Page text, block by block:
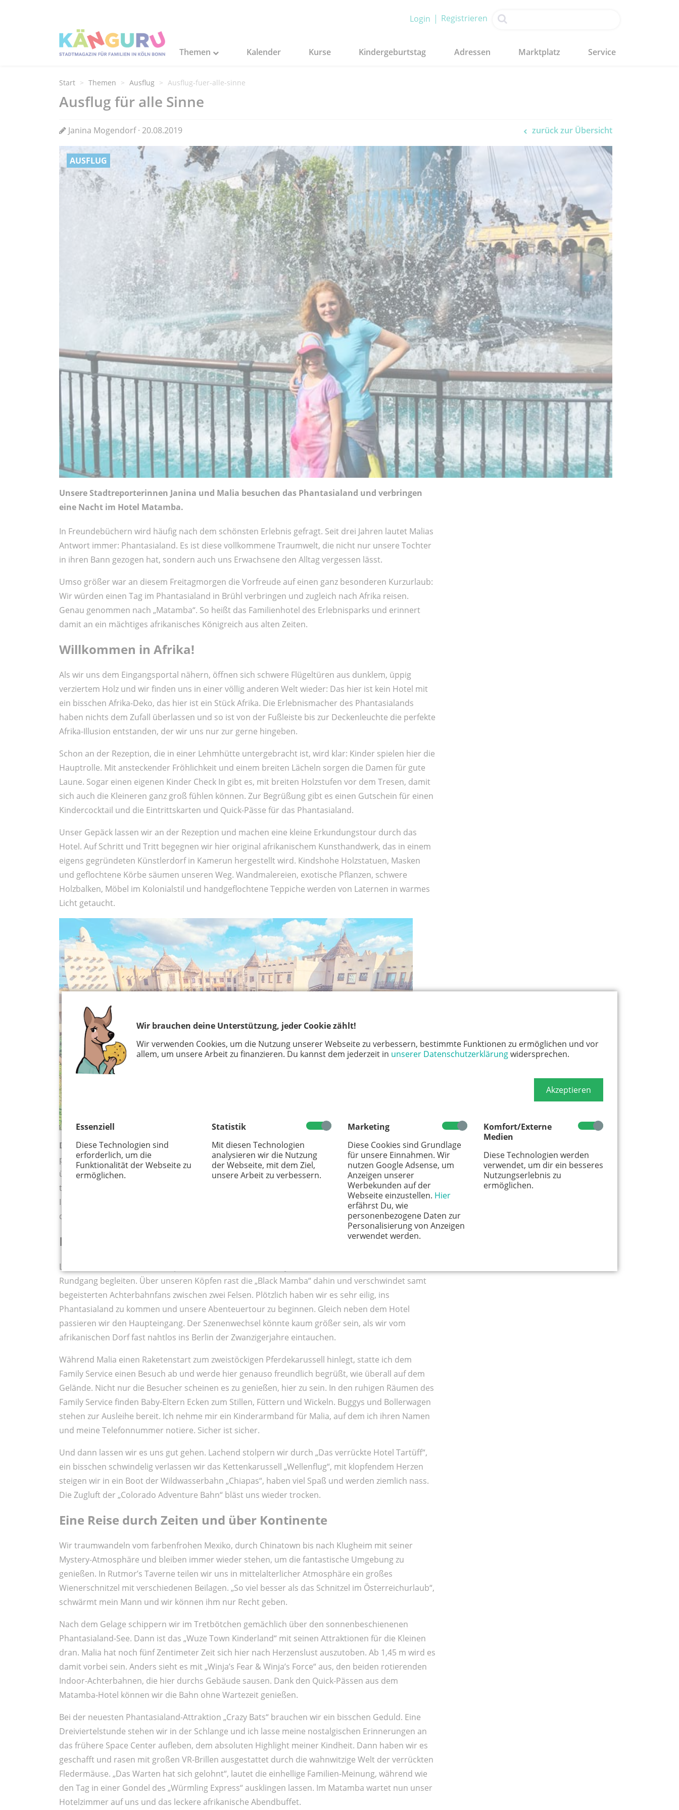
Wir brauchen deine Unterstützung, jeder Cookie zählt!
Wir verwenden Cookies, um die Nutzung unserer Webseite zu verbessern, bestimmte Funktionen zu ermöglichen und vor
allem, um unsere Arbeit zu finanzieren. Du kannst dem jederzeit in unserer Datenschutzerklärungwidersprechen.
Akzeptieren
Essenziell
Diese Technologien sind
erforderlich, um die
Funktionalität der Webseite zu
ermöglichen.
Statistik
Mit diesen Technologien
analysieren wir die Nutzung
der Webseite, mit dem Ziel,
unsere Arbeit zu verbessern.
Marketing
Diese Cookies sind Grundlage
für unsere Einnahmen. Wir
nutzen Google Adsense, um
Anzeigen unserer
Werbekunden auf der
Webseite einzustellen. Hier
erfährst Du, wie
personenbezogene Daten zur
Personalisierung von Anzeigen
verwendet werden.
Komfort/Externe
Medien
Diese Technologien werden
verwendet, um dir ein besseres
Nutzungserlebnis zu
ermöglichen.
Login Registrieren
Themen Kalender Kurse Kindergeburtstag Adressen Marktplatz Service
Start Themen Ausflug Ausflug-fuer-alle-sinne
Ausflug für alle Sinne
Janina Mogendorf · 20.08.2019 zurück zur Übersicht
AUSFLUG
Unsere Stadtreporterinnen Janina und Malia besuchen das Phantasialand und verbringen
eine Nacht im Hotel Matamba.
In Freundebüchern wird häufig nach dem schönsten Erlebnis gefragt. Seit drei Jahren lautet Malias
Antwort immer: Phantasialand. Es ist diese vollkommene Traumwelt, die nicht nur unsere Tochter
in ihren Bann gezogen hat, sondern auch uns Erwachsene den Alltag vergessen lässt.
Umso größer war an diesem Freitagmorgen die Vorfreude auf einen ganz besonderen Kurzurlaub:
Wir würden einen Tag im Phantasialand in Brühl verbringen und zugleich nach Afrika reisen.
Genau genommen nach „Matamba“. So heißt das Familienhotel des Erlebnisparks und erinnert
damit an ein mächtiges afrikanisches Königreich aus alten Zeiten.
Willkommen in Afrika!
Als wir uns dem Eingangsportal nähern, öffnen sich schwere Flügeltüren aus dunklem, üppig
verziertem Holz und wir finden uns in einer völlig anderen Welt wieder: Das hier ist kein Hotel mit
ein bisschen Afrika-Deko, das hier ist ein Stück Afrika. Die Erlebnismacher des Phantasialands
haben nichts dem Zufall überlassen und so ist von der Fußleiste bis zur Deckenleuchte die perfekte
Afrika-Illusion entstanden, der wir uns nur zur gerne hingeben.
Schon an der Rezeption, die in einer Lehmhütte untergebracht ist, wird klar: Kinder spielen hier die
Hauptrolle. Mit ansteckender Fröhlichkeit und einem breiten Lächeln sorgen die Damen für gute
Laune. Sogar einen eigenen Kinder Check In gibt es, mit breiten Holzstufen vor dem Tresen, damit
sich auch die Kleineren ganz groß fühlen können. Zur Begrüßung gibt es einen Gutschein für einen
Kindercocktail und die Eintrittskarten und Quick-Pässe für das Phantasialand.
Unser Gepäck lassen wir an der Rezeption und machen eine kleine Erkundungstour durch das
Hotel. Auf Schritt und Tritt begegnen wir hier original afrikanischem Kunsthandwerk, das in einem
eigens gegründeten Künstlerdorf in Kamerun hergestellt wird. Kindshohe Holzstatuen, Masken
und geflochtene Körbe säumen unseren Weg. Wandmalereien, exotische Pflanzen, schwere
Holzbalken, Möbel im Kolonialstil und handgeflochtene Teppiche werden von Laternen in warmes
Licht getaucht.
Der Garten gleicht einer wunderbaren Oase mit Palmen und Bananenstauden.Die fedrig-
pinken Blüten eines Seidenbaumes streifen uns, während wir auf Wegen und Holzbrücken an
üppig bepflanzten Beeten entlangspazieren. Eine Hängebrücke spannt sich über einen Teich mit
türkisblauem Wasser und der Blick nach oben offenbart die besondere Bauweise des Hotels.
Imposante Lehmhäuser mit markanten Holzbalken ragen in den Himmel. Sie orientieren sich an
der alten Architektur des Dogon-Stammes in Mali.
Das Phantasialand lockt
Laute Jubelschreie übertönen plötzlich die afrikanischen Rhythmen, die uns auf unserem
Rundgang begleiten. Über unseren Köpfen rast die „Black Mamba“ dahin und verschwindet samt
begeisterten Achterbahnfans zwischen zwei Felsen. Plötzlich haben wir es sehr eilig, ins
Phantasialand zu kommen und unsere Abenteuertour zu beginnen. Gleich neben dem Hotel
passieren wir den Haupteingang. Der Szenenwechsel könnte kaum größer sein, als wir vom
afrikanischen Dorf fast nahtlos ins Berlin der Zwanzigerjahre eintauchen.
Während Malia einen Raketenstart zum zweistöckigen Pferdekarussell hinlegt, statte ich dem
Family Service einen Besuch ab und werde hier genauso freundlich begrüßt, wie überall auf dem
Gelände. Nicht nur die Besucher scheinen es zu genießen, hier zu sein. In den ruhigen Räumen des
Family Service finden Baby-Eltern Ecken zum Stillen, Füttern und Wickeln. Buggys und Bollerwagen
stehen zur Ausleihe bereit. Ich nehme mir ein Kinderarmband für Malia, auf dem ich ihren Namen
und meine Telefonnummer notiere. Sicher ist sicher.
Und dann lassen wir es uns gut gehen. Lachend stolpern wir durch „Das verrückte Hotel Tartüff“,
ein bisschen schwindelig verlassen wir das Kettenkarussell „Wellenflug“, mit klopfendem Herzen
steigen wir in ein Boot der Wildwasserbahn „Chiapas“, haben viel Spaß und werden ziemlich nass.
Die Zugluft der „Colorado Adventure Bahn“ bläst uns wieder trocken.
Eine Reise durch Zeiten und über Kontinente
Wir traumwandeln vom farbenfrohen Mexiko, durch Chinatown bis nach Klugheim mit seiner
Mystery-Atmosphäre und bleiben immer wieder stehen, um die fantastische Umgebung zu
genießen. In Rutmor’s Taverne teilen wir uns in mittelalterlicher Atmosphäre ein großes
Wienerschnitzel mit verschiedenen Beilagen. „So viel besser als das Schnitzel im Österreichurlaub“,
schwärmt mein Mann und wir können ihm nur Recht geben.
Nach dem Gelage schippern wir im Tretbötchen gemächlich über den sonnenbeschienenen
Phantasialand-See. Dann ist das „Wuze Town Kinderland“ mit seinen Attraktionen für die Kleinen
dran. Malia hat noch fünf Zentimeter Zeit sich hier nach Herzenslust auszutoben. Ab 1,45 m wird es
damit vorbei sein. Anders sieht es mit „Winja’s Fear & Winja’s Force“ aus, den beiden rotierenden
Indoor-Achterbahnen, die hier durchs Gebäude sausen. Dank den Quick-Pässen aus dem
Matamba-Hotel können wir die Bahn ohne Wartezeit genießen.
Bei der neuesten Phantasialand-Attraktion „Crazy Bats“ brauchen wir ein bisschen Geduld. Eine
Dreiviertelstunde stehen wir in der Schlange und ich lasse meine nostalgischen Erinnerungen an
das frühere Space Center aufleben, dem absoluten Highlight meiner Kindheit. Dann haben wir es
geschafft und rasen mit großen VR-Brillen ausgestattet durch die wahnwitzige Welt der verrückten
Fledermäuse. „Das Warten hat sich gelohnt“, lautet die einhellige Familien-Meinung, während wie
den Tag in einer Gondel des „Würmling Express“ ausklingen lassen. Im Matamba wartet nun unser
Hotelzimmer auf uns und das leckere afrikanische Abendbuffet.